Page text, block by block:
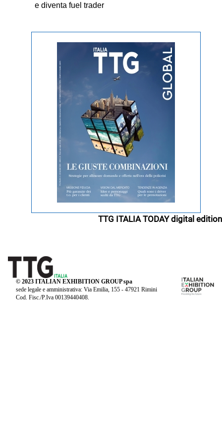
e diventa fuel trader
TTG ITALIA TODAY digital edition
© 2023 ITALIAN EXHIBITION GROUP spa
sede legale e amministrativa: Via Emilia, 155 - 47921 Rimini
Cod. Fisc./P.Iva 00139440408.